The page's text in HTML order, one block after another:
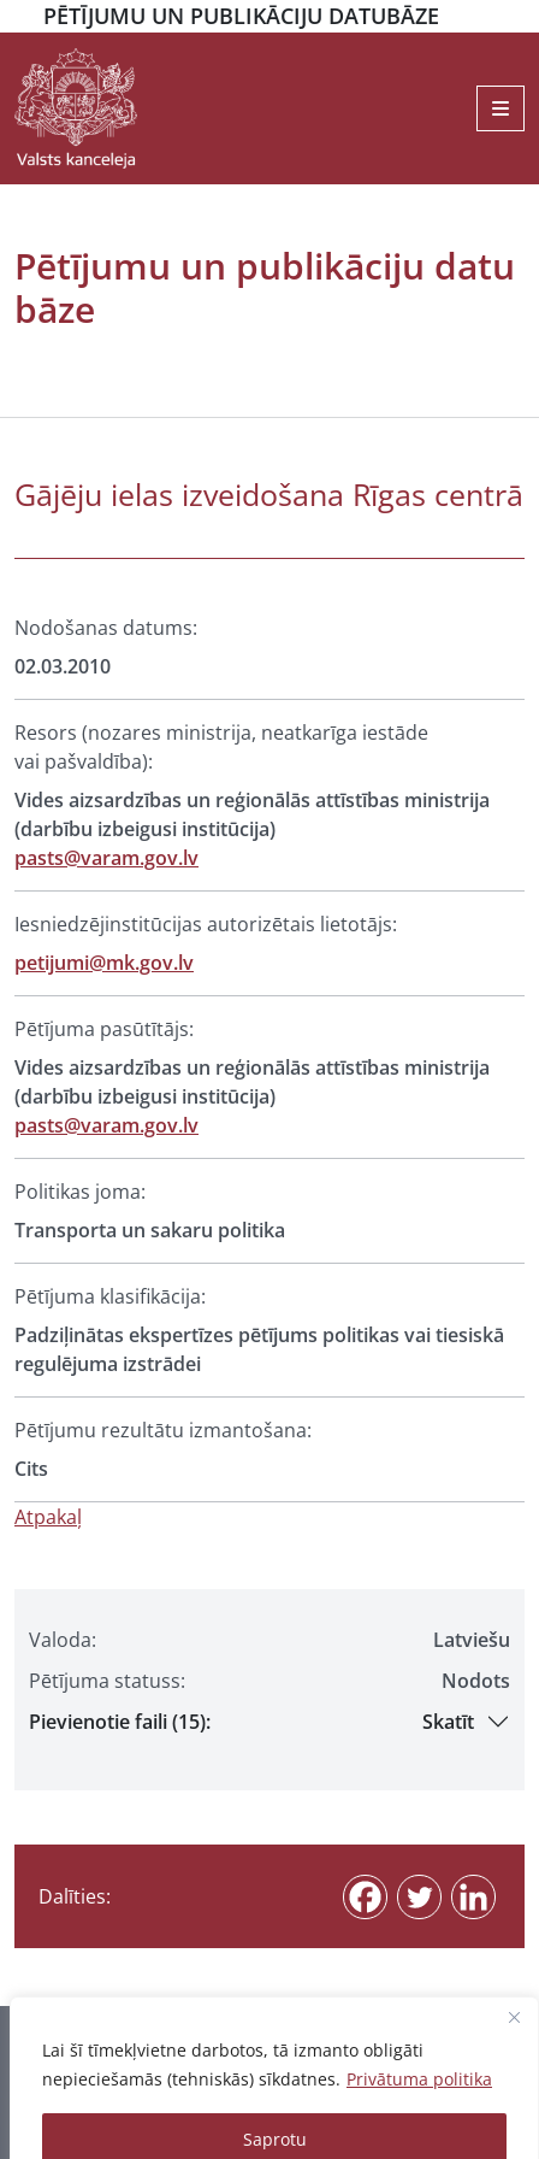
Lai šī tīmekļvietne darbotos, tā izmanto obligāti
nepieciešamās (tehniskās) sīkdatnes. Privātuma politika
Saprotu
PĒTĪJUMU UN PUBLIKĀCIJU DATUBĀZE
Pētījumu un publikāciju datu
bāze
Valoda:
Latviešu
Pētījuma statuss:
Nodots
Pievienotie faili (15):
Skatīt
Dalīties:
Gājēju ielas izveidošana Rīgas centrā
Nodošanas datums:
02.03.2010
Resors (nozares ministrija, neatkarīga iestāde
vai pašvaldība):
Vides aizsardzības un reģionālās attīstības ministrija
(darbību izbeigusi institūcija)
pasts@varam.gov.lv
Iesniedzējinstitūcijas autorizētais lietotājs:
petijumi@mk.gov.lv
Pētījuma pasūtītājs:
Vides aizsardzības un reģionālās attīstības ministrija
(darbību izbeigusi institūcija)
pasts@varam.gov.lv
Politikas joma:
Transporta un sakaru politika
Pētījuma klasifikācija:
Padziļinātas ekspertīzes pētījums politikas vai tiesiskā
regulējuma izstrādei
Pētījumu rezultātu izmantošana:
Cits
Atpakaļ
Informācija pēdējo reizi atjaunota 07.08.2026
© 2026 - Pētījumu un publikāciju datubāze